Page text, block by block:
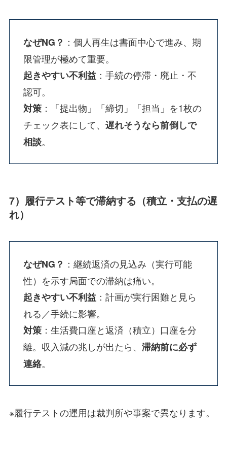
なぜNG？ ：個人再生は書面中心で進み、期
限管理が極めて重要。
起きやすい不利益：手続の停滞・廃止・不
認可。
対策：「提出物」「締切」「担当」を1枚の
チェック表にして、 遅れそうなら前倒しで
相談。
7）履行テスト等で滞納する（積立・支払の遅
れ）
なぜNG？ ：継続返済の見込み（実行可能
性）を示す局面での滞納は痛い。
起きやすい不利益：計画が実行困難と見ら
れる／手続に影響。
対策：生活費口座と返済（積立）口座を分
離。収入減の兆しが出たら、 滞納前に必ず
連絡。
※履行テストの運用は裁判所や事案で異なります。